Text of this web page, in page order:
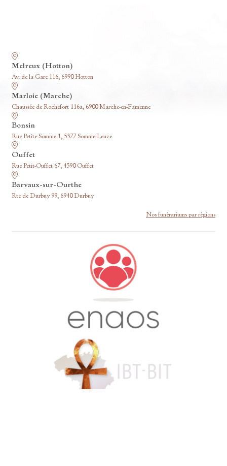
Melreux (Hotton)
Av. de la Gare 116, 6990 Hotton
Marloie (Marche)
Chaussée de Rochefort 116a, 6900 Marche-en-Famenne
Bonsin
Rue Petite-Somme 1, 5377 Somme-Leuze
Ouffet
Rue Petit-Ouffet 67, 4590 Ouffet
Barvaux-sur-Ourthe
Rte de Durbuy 99, 6940 Durbuy
Nos funérariums par régions